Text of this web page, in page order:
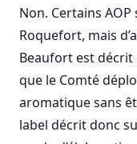
Non. Certains
Roquefort, mais
Beaufort est
que le Comté
aromatique sans
label décrit donc